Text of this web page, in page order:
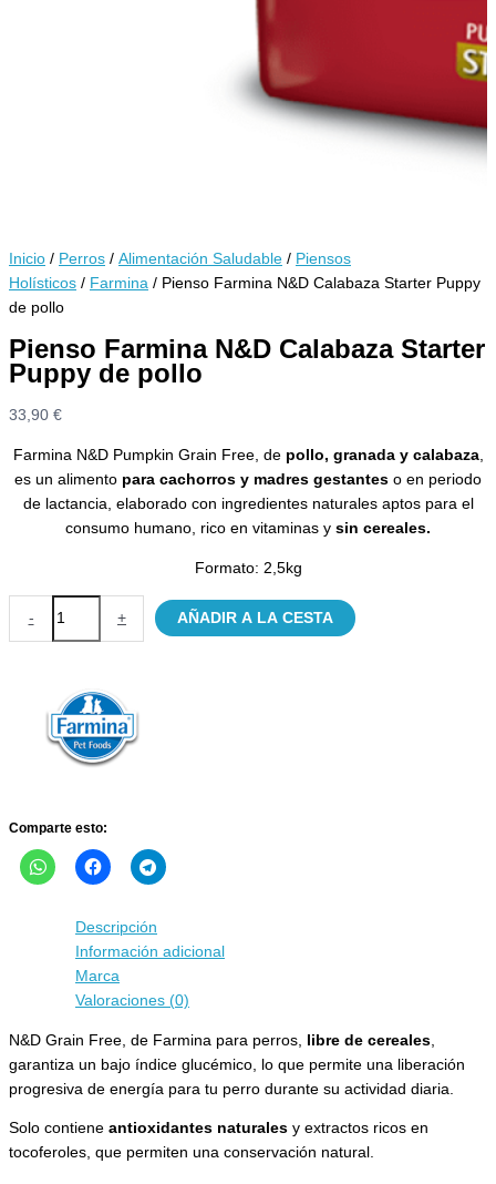
Inicio / Perros / Alimentación Saludable / Piensos
Holísticos / Farmina / Pienso Farmina N&D Calabaza Starter Puppy
de pollo
Pienso Farmina N&D Calabaza Starter
Puppy de pollo
33,90 €
Farmina N&D Pumpkin Grain Free, de pollo, granada y calabaza,
es un alimento para cachorros y madres gestantes o en periodo
de lactancia, elaborado con ingredientes naturales aptos para el
consumo humano, rico en vitaminas y sin cereales.
Formato: 2,5kg
-
Farmina
+ AÑADIR A LA CESTA
Comparte esto:
Descripción
Información adicional
Marca
Valoraciones (0)
N&D Grain Free, de Farmina para perros, libre de cereales
garantiza un bajo índice glucémico, lo que permite una liberación
progresiva de energía para tu perro durante su actividad diaria.
Solo contiene antioxidantes naturales y extractos ricos en
tocoferoles, que permiten una conservación natural.